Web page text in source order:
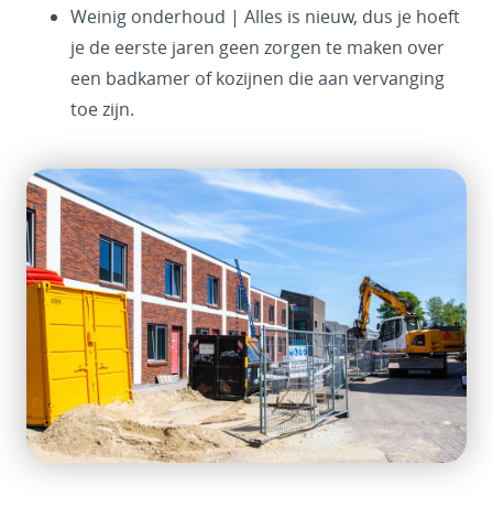
Weinig onderhoud | Alles is nieuw, dus je hoeft
je de eerste jaren geen zorgen te maken over
een badkamer of kozijnen die aan vervanging
toe zijn.